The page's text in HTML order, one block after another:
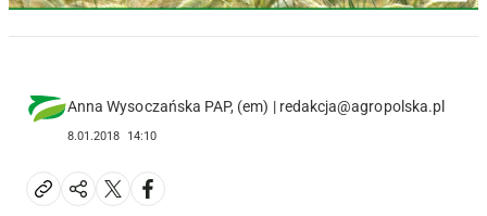
Anna Wysoczańska PAP, (em) | redakcja@agropolska.pl
8.01.2018 14:10